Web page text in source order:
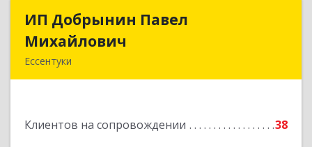
ИП Добрынин Павел
Михайлович
Ессентуки
Клиентов на сопровождении 38
ИП Добрынин Павел